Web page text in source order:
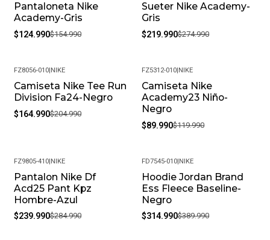
-19%
Pantaloneta Nike
Academy-Gris
$124.990$154.990
-20%
Sueter Nike Academy-
Gris
$219.990$274.990
-20%
FZ8056-010| NIKE
Camiseta Nike Tee Run
Division Fa24-Negro
$164.990$204.990
-25%
FZ5312-010 NIKE
Camiseta Nike
Academy23 Niño-
Negro
$89.990$119.990
-16%
FZ9805-410| NIKE
Pantalon Nike Df
Acd25 Pant Kpz
Hombre-Azul
$239.990$284.990
-19%
FD7545-010 NIKE
Hoodie Jordan Brand
Ess Fleece Baseline-
Negro
$314.990$389.990